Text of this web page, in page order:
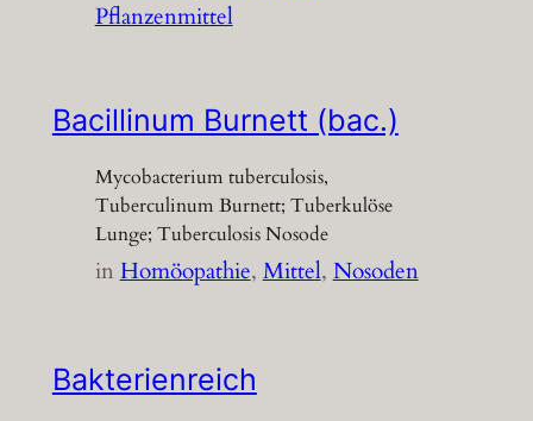
Pflanzenmittel
Bacillinum Burnett (bac.)
Mycobacterium tuberculosis,
Tuberculinum Burnett; Tuberkulöse
Lunge; Tuberculosis Nosode
inHomöopathie, Mittel, Nosoden
Bakterienreich